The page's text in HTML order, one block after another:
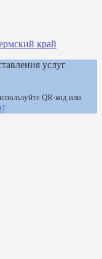
край
услуг
QR-код или